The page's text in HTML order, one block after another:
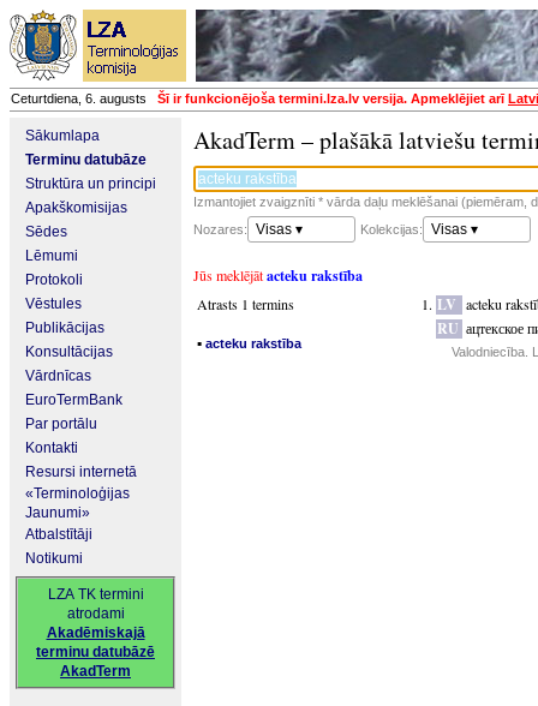
Ceturtdiena, 6. augusts Šī ir funkcionējoša termini.lza.lv versija. Apmeklējiet arī
Sākumlapa
Terminu datubāze
Struktūra un principi
Apakškomisijas
Sēdes
Lēmumi
Protokoli
Vēstules
Publikācijas
Konsultācijas
Vārdnīcas
EuroTermBank
Par portālu
Kontakti
Resursi internetā
«Terminoloģijas
Jaunumi»
Atbalstītāji
Notikumi
LZA TK termini
atrodami
Akadēmiskajā
terminu datubāzē
AkadTerm
AkadTerm – plašākā latviešu
Izmantojiet zvaigznīti * vārda daļu meklēšanai (piemēram,
Nozares:
Visas ▾ Kolekcijas: Visas ▾
Jūs meklējātacteku rakstība
Atrasts 1 termins
▪ acteku rakstība
LV acteku
RU ацтекское
Valodniecība.